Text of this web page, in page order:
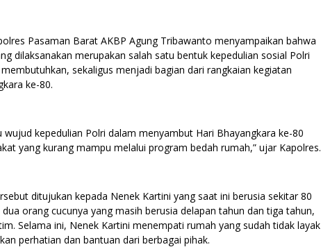
Pasaman Barat AKBP Agung Tribawanto menyampaikan bahwa
dilaksanakan merupakan salah satu bentuk kepedulian sosial Polri
sekaligus menjadi bagian dari rangkaian kegiatan
ke-80.
wujud kepedulian Polri dalam menyambut Hari Bhayangkara ke-80
yang kurang mampu melalui program bedah rumah,” ujar Kapolres.
ditujukan kepada Nenek Kartini yang saat ini berusia sekitar 80
orang cucunya yang masih berusia delapan tahun dan tiga tahun,
Selama ini, Nenek Kartini menempati rumah yang sudah tidak layak
perhatian dan bantuan dari berbagai pihak.